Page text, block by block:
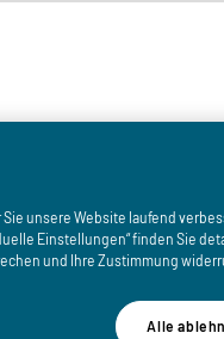
Sie unsere Website laufend
Einstellungen“ finden Sie
und Ihre Zustimmung
Alle